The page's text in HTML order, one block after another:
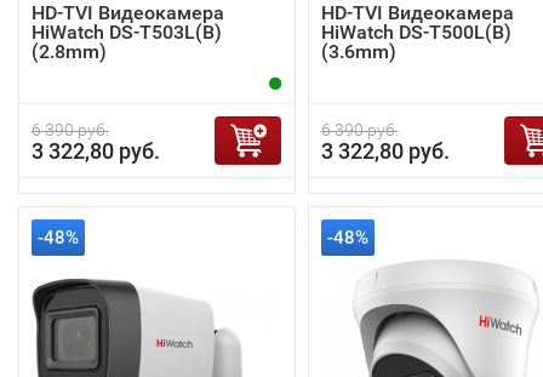
HD-TVI Видеокамера
HiWatch DS-T503L(B)
(2.8mm)
6 390 руб.
3 322,80 руб.
HD-TVI Видеокамера
HiWatch DS-T500L(B)
(3.6mm)
6 390 руб.
3 322,80 руб.
-48% -48%